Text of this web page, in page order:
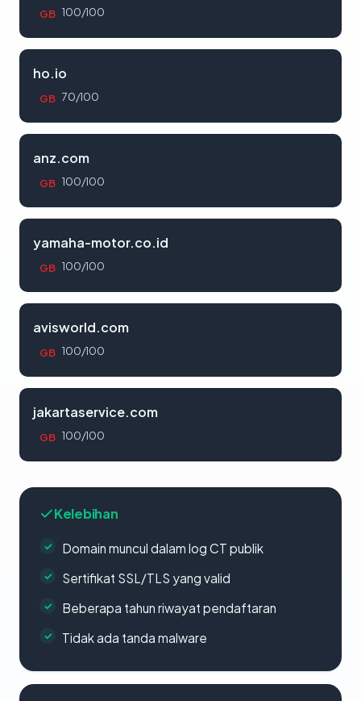
GB 100/100
ho.io
GB 70/100
anz.com
GB 100/100
yamaha-motor.co.id
GB 100/100
avisworld.com
GB 100/100
jakartaservice.com
GB 100/100
Kelebihan
Domain muncul dalam log CT publik
Sertifikat SSL/TLS yang valid
Beberapa tahun riwayat pendaftaran
Tidak ada tanda malware